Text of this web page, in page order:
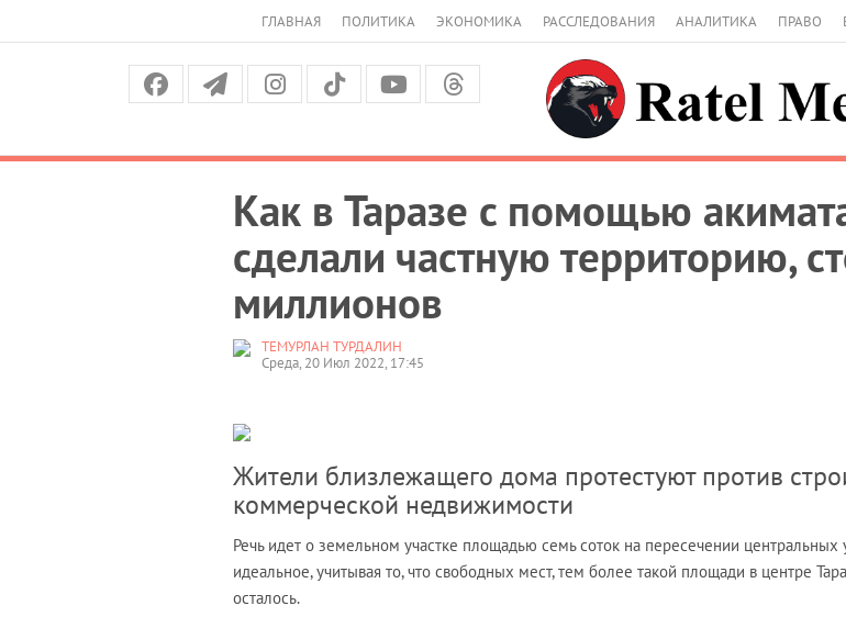
ГЛАВНАЯ ПОЛИТИКА ЭКОНОМИКА РАССЛЕДОВАНИЯ АНАЛИТИКА ПРАВО
Как в Таразе с помощью
сделали частную территорию,
миллионов
ТЕМУРЛАН ТУРДАЛИН
Среда, 20 Июл 2022, 17:45
Жители близлежащего дома протестуют против
коммерческой недвижимости
Речь идет о земельном участке площадью семь соток на пересечении центральных
идеальное, учитывая то, что свободных мест, тем более такой площади в центре
осталось.